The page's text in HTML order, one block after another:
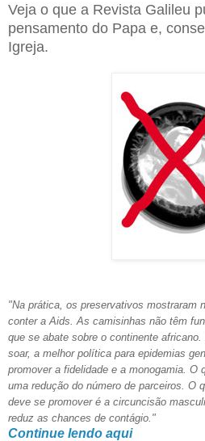
Veja o que a Revista Galileu
pensamento do Papa e,
Igreja.
"Na prática, os preservativos mostraram
conter a Aids. As camisinhas não têm
que se abate sobre o continente
soar, a melhor política para epidemias
promover a fidelidade e a monogamia. O
uma redução do número de parceiros. O
deve se promover é a circuncisão
reduz as chances de contágio."
Continue lendo aqui